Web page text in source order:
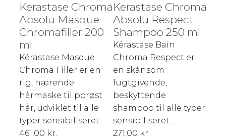
Kerastase Chroma
Absolu Masque
Chromafiller 200
ml
Kérastase Masque
Chroma Filler er en
rig, nærende
hårmaske til porøst
hår, udviklet til alle
typer sensibiliseret...
461,00 kr.
Kerastase Chroma
Absolu Respect
Shampoo 250 ml
Kérastase Bain
Chroma Respect er
en skånsom
fugtgivende,
beskyttende
shampoo til alle typer
sensibiliseret...
271,00 kr.